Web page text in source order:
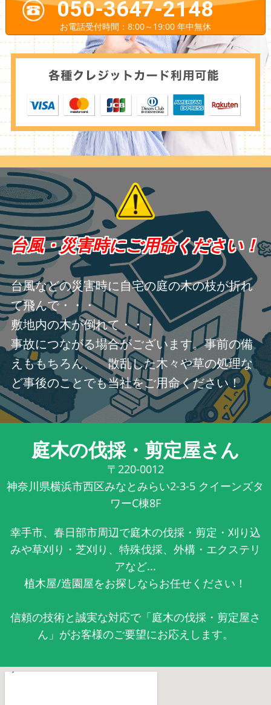
050-3647-2148
お電話受付時間：8:00～19:00 年中無休
台風・災害時にご用命ください！
台風などの災害時に自宅の庭の木の枝が折れ
て飛んで・・・
敷地内の木が倒れて・・・
事故につながる場合がございます。事前の備
えももちろん、 散乱した木々や草の処理な
ど事後のことでも当社をご用命ください！
庭木の伐採・剪定屋さん
〒220-0012
神奈川県横浜市西区みなとみらい2-3-5 クイーンズタ
ワーC棟8F
幸手市、春日部市周辺で庭木の伐採・剪定・刈り込
みや草刈り・芝刈り、特殊伐採、外構・エクステリ
アなど...
植木屋/造園屋をお探しならお任せください！
信頼の技術と誠実な対応で「庭木の伐採・剪定屋さ
ん」がお客様のご要望にお応えします。